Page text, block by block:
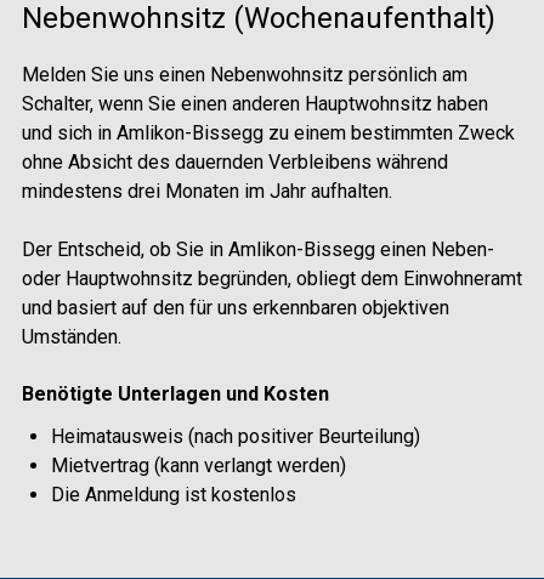
Nebenwohnsitz (Wochenaufenthalt)
Melden Sie uns einen Nebenwohnsitz persönlich am
Schalter, wenn Sie einen anderen Hauptwohnsitz haben
und sich in Amlikon-Bissegg zu einem bestimmten Zweck
ohne Absicht des dauernden Verbleibens während
mindestens drei Monaten im Jahr aufhalten.
Der Entscheid, ob Sie in Amlikon-Bissegg einen Neben-
oder Hauptwohnsitz begründen, obliegt dem Einwohneramt
und basiert auf den für uns erkennbaren objektiven
Umständen.
Benötigte Unterlagen und Kosten
Heimatausweis (nach positiver Beurteilung)
Mietvertrag (kann verlangt werden)
Die Anmeldung ist kostenlos